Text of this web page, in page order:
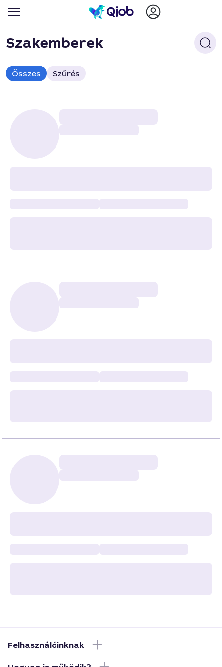
Szakemberek
Összes Szűrés
Felhasználóinknak